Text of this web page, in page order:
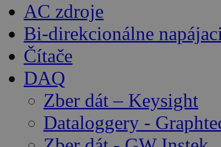
AC zdroje
Bi-direkcionálne
Čítače
DAQ
Zber dát – Keysight
Dataloggery -